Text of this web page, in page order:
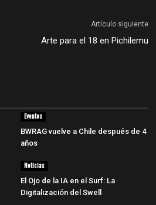
Artículo siguiente
Arte para el 18 en Pichilemu
Eventos
BWRAG vuelve a Chile después de 4
años
Noticias
El Ojo de la IA en el Surf: La
Digitalización del Swell